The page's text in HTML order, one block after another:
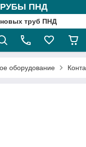
ПНД
труб ПНД
оборудование